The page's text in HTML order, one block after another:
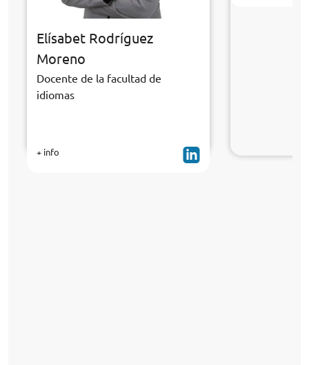
Elísabet Rodríguez
Moreno
Docente de la facultad de
idiomas
+ info